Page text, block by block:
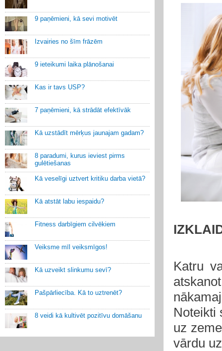
9 paņēmieni, kā sevi motivēt
Izvairies no šīm frāzēm
9 ieteikumi laika plānošanai
Kas ir tavs USP?
7 paņēmieni, kā strādāt efektīvāk
Kā uzstādīt mērķus jaunajam gadam?
8 paradumi, kurus ieviest pirms
gulētiešanas
Kā veselīgi uztvert kritiku darba vietā?
Kā atstāt labu iespaidu?
Fitness darbīgiem cilvēkiem
Veiksme mīl veiksmīgos!
Kā uzveikt slinkumu sevī?
Pašpārliecība. Kā to uztrenēt?
8 veidi kā kultivēt pozitīvu domāšanu
Katru
Noteikti
uz
vārdu